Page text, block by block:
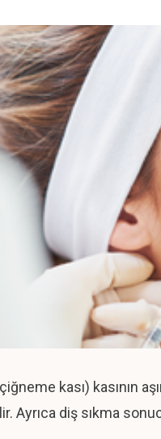
kası) kasının
Ayrıca diş sıkma